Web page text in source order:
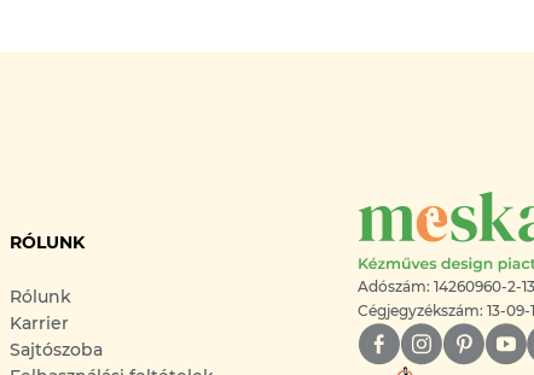
RÓLUNK
Rólunk
Karrier
Sajtószoba
Adószám: 14260960-2-13
Cégjegyzékszám: 13-09-